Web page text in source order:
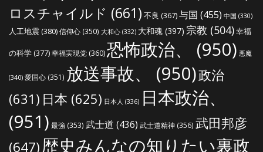
ロスチャイルド (661) 不良 (367)与国 (455) 中国 (330)
人工地震(380)信仰心 (350) 大和心 (332) 大和魂 (397) 宗教 (504)幸福
の科学(377)幸福実現党 (360)恐怖政治、 (950) 悪魔
(340) 愛国心 (351) 放送事故、 (950)政治
(631) 日本 (625) 日本人 (336) 日本政治、
(951) 最強 (353) 武士道 (436) 武士道精神 (356) 武田邦彦
(647)歴史みんなの知りたい裏政